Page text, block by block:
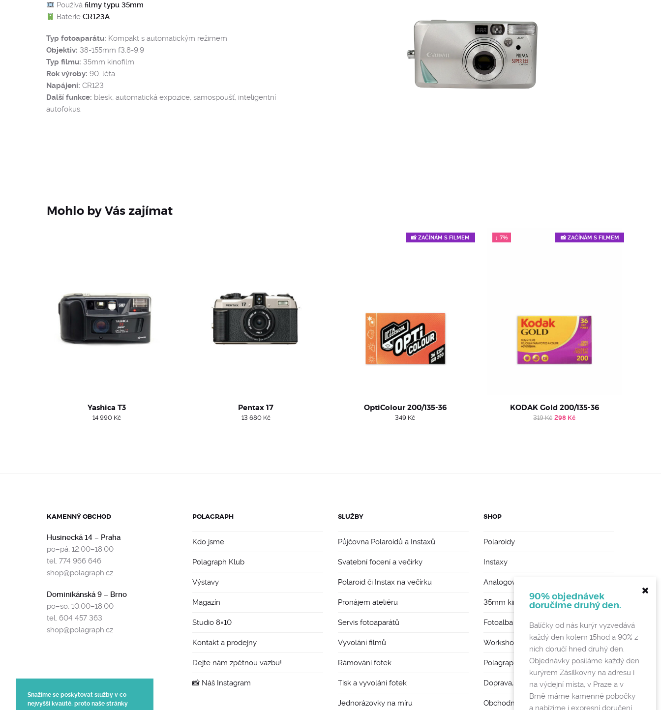
Snažíme se poskytovat služby v co
nejvyšší kvalitě, proto naše stránky
Používáfilmy typu 35mm
BaterieCR123A
Typ fotoaparátu: Kompakt s automatickým režimem
Objektiv: 38-155mm f3.8-9.9
Typ filmu: 35mm kinofilm
Rok výroby:90. léta
Napájení:CR123
Další funkce: blesk, automatická expozice, samospoušť, inteligentní
autofokus.
Mohlo by Vás zajímat
Yashica T3
14 990 Kč
Pentax 17
13 680 Kč
📸 ZAČÍNÁM S FILMEM
OptiColour 200/135-36
349 Kč
📸 ZAČÍNÁM S FILMEM
↓ 7%
KODAK Gold 200/135-36
319Kč Original
298 KčCurrent
KAMENNÝ OBCHOD
Husinecká 14 – Praha
po–pá, 12.00–18.00
tel. 774 966 646
shop@polagraph.cz
Dominikánská 9 – Brno
po–so, 10.00–18.00
tel. 604 457 363
shop@polagraph.cz
POLAGRAPH
Kdo jsme
Polagraph Klub
Výstavy
Magazín
Studio 8×10
Kontakt a prodejny
Dejte nám zpětnou vazbu!
📸 Náš Instagram
SLUŽBY
Půjčovna Polaroidů a Instaxů
Svatební focení a večírky
Polaroid či Instax na večírku
Pronájem ateliéru
Servis fotoaparátů
Vyvolání filmů
Rámování fotek
Tisk a vyvolání fotek
Jednorázovky na míru
SHOP
Polaroidy
Instaxy
Analogové foťáky
35mm kinofilmy
Fotoalba a rámy
Workshopy
Polagraph Mates
Doprava, poštovné a vratky
Obchodní podmínky a GDPR
90% objednávek
doručíme druhý den.
Balíčky od nás kurýr vyzvedává
každý den kolem 15hod a 90% z
nich doručí hned druhý den.
Objednávky posíláme každý den
kurýrem Zásilkovny na adresu i
na výdejní místa, v Praze a v
Brně máme kamenné pobočky
a nabízíme i expresní doručení